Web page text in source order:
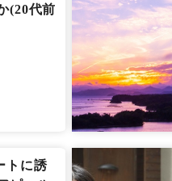
(20代前
トに誘